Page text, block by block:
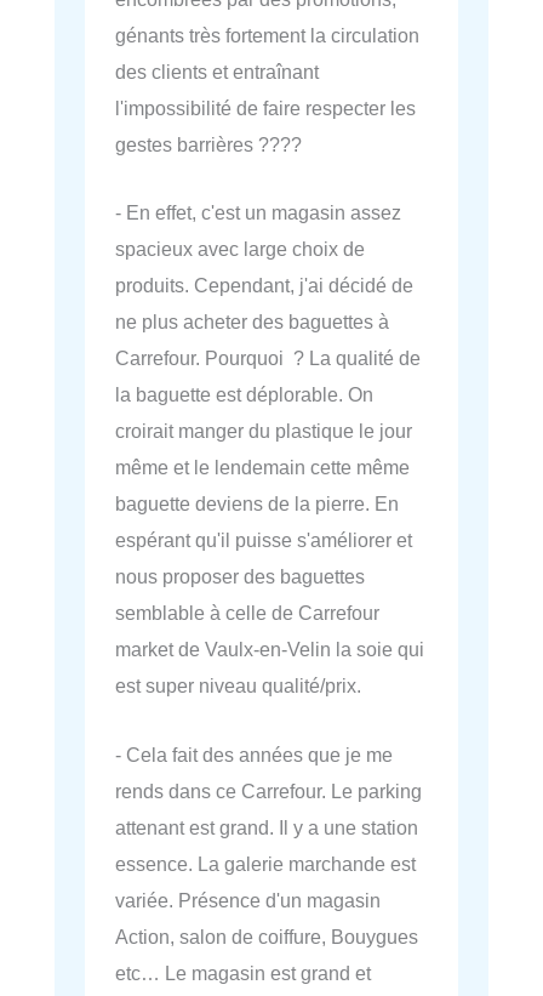
génants très fortement la circulation
des clients et entraînant
l'impossibilité de faire respecter les
gestes barrières ????
- En effet, c'est un magasin assez
spacieux avec large choix de
produits. Cependant, j'ai décidé de
ne plus acheter des baguettes à
Carrefour. Pourquoi ? La qualité de
la baguette est déplorable. On
croirait manger du plastique le jour
même et le lendemain cette même
baguette deviens de la pierre. En
espérant qu'il puisse s'améliorer et
nous proposer des baguettes
semblable à celle de Carrefour
market de Vaulx-en-Velin la soie qui
est super niveau qualité/prix.
- Cela fait des années que je me
rends dans ce Carrefour. Le parking
attenant est grand. Il y a une station
essence. La galerie marchande est
variée. Présence d'un magasin
Action, salon de coiffure, Bouygues
etc… Le magasin est grand et